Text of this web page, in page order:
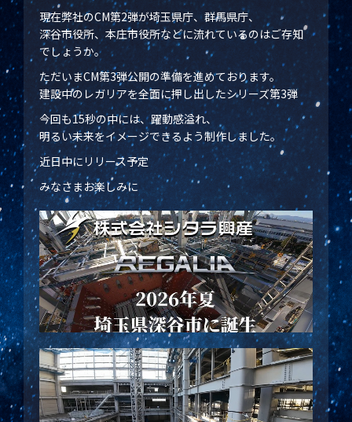
現在弊社のCM第2弾が埼玉県庁、群馬県庁、
深谷市役所、本庄市役所などに流れているのはご存知
でしょうか。
ただいまCM第3弾公開の準備を進めております。
建設中のレガリアを全面に押し出したシリーズ第3弾
今回も15秒の中には、躍動感溢れ、
明るい未来をイメージできるよう制作しました。
近日中にリリース予定
みなさまお楽しみに